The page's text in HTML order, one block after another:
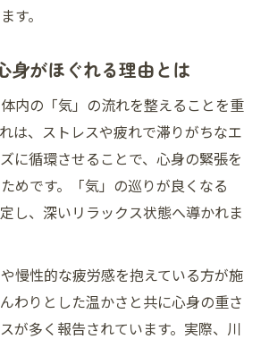
す。
身がほぐれる理由とは
内の「気」の流れを整えることを重
は、ストレスや疲れで滞りがちなエ
に循環させることで、心身の緊張を
めです。「気」の巡りが良くなる
し、深いリラックス状態へ導かれま
慢性的な疲労感を抱えている方が施
わりとした温かさと共に心身の重さ
が多く報告されています。実際、川